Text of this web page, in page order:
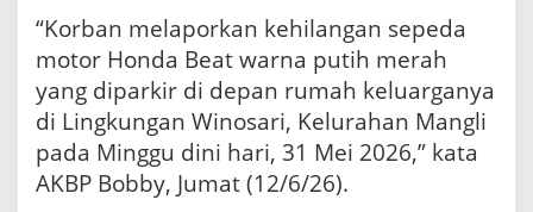
“Korban melaporkan kehilangan sepeda
motor Honda Beat warna putih merah
yang diparkir di depan rumah keluarganya
di Lingkungan Winosari, Kelurahan Mangli
pada Minggu dini hari, 31 Mei 2026,” kata
AKBP Bobby, Jumat (12/6/26).